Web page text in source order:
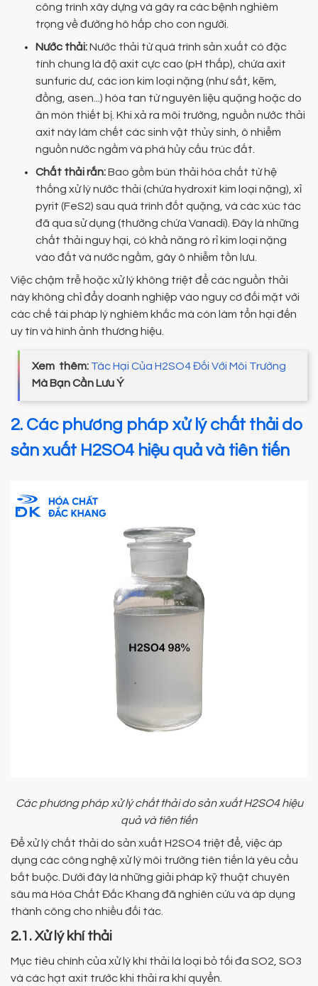
công trình xây dựng và gây ra các bệnh nghiêm
trọng về đường hô hấp cho con người.
Nước thải:Nước thải từ quá trình sản xuất có đặc
tính chung là độ axit cực cao (pH thấp), chứa axit
sunfuric dư, các ion kim loại nặng (như sắt, kẽm,
đồng, asen...) hòa tan từ nguyên liệu quặng hoặc do
ăn mòn thiết bị. Khi xả ra môi trường, nguồn nước thải
axit này làm chết các sinh vật thủy sinh, ô nhiễm
nguồn nước ngầm và phá hủy cấu trúc đất.
Chất thải rắn:Bao gồm bùn thải hóa chất từ hệ
thống xử lý nước thải (chứa hydroxit kim loại nặng), xỉ
pyrit (FeS2) sau quá trình đốt quặng, và các xúc tác
đã qua sử dụng (thường chứa Vanadi). Đây là những
chất thải nguy hại, có khả năng rò rỉ kim loại nặng
vào đất và nước ngầm, gây ô nhiễm tồn lưu.
Việc chậm trễ hoặc xử lý không triệt để các nguồn thải
này không chỉ đẩy doanh nghiệp vào nguy cơ đối mặt với
các chế tài pháp lý nghiêm khắc mà còn làm tổn hại đến
uy tín và hình ảnh thương hiệu.
Xem thêm: Tác Hại Của H2SO4 Đối Với Môi Trường
Mà Bạn Cần Lưu Ý
2. Các phương pháp xử lý chất thải do
sản xuất H2SO4 hiệu quả và tiên tiến
Các phương pháp xử lý chất thải do sản xuất H2SO4 hiệu
quả và tiên tiến
Để xử lý chất thải do sản xuất H2SO4 triệt để, việc áp
dụng các công nghệ xử lý môi trường tiên tiến là yêu cầu
bắt buộc. Dưới đây là những giải pháp kỹ thuật chuyên
sâu mà Hóa Chất Đắc Khang đã nghiên cứu và áp dụng
thành công cho nhiều đối tác.
2.1. Xử lý khí thải
Mục tiêu chính của xử lý khí thải là loại bỏ tối đa SO2, SO3
và các hạt axit trước khi thải ra khí quyển.